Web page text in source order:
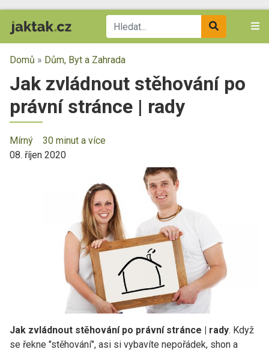
Domů » Dům, Byt a Zahrada
Jak zvládnout stěhování po
právní stránce | rady
Mírný
30 minut a více
08. říjen 2020
Jak zvládnout stěhování po právní stránce | rady. Když
se řekne "stěhování", asi si vybavíte nepořádek, shon a